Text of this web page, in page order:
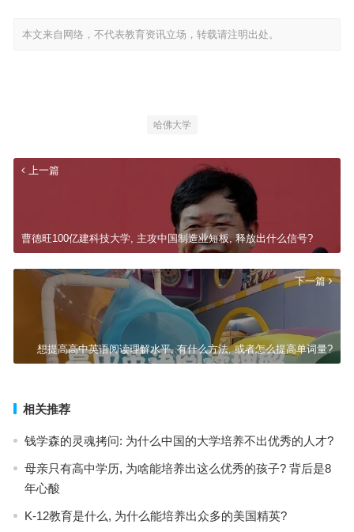
本文来自网络，不代表教育资讯立场，转载请注明出处。
哈佛大学
上一篇
曹德旺100亿建科技大学, 主攻中国制造业短板, 释放出什么信号?
下一篇
想提高高中英语阅读理解水平, 有什么方法, 或者怎么提高单词量?
相关推荐
钱学森的灵魂拷问: 为什么中国的大学培养不出优秀的人才?
母亲只有高中学历, 为啥能培养出这么优秀的孩子? 背后是8
年心酸
K-12教育是什么, 为什么能培养出众多的美国精英?